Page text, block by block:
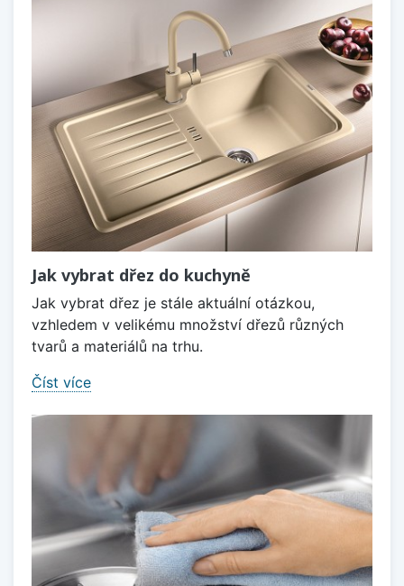
Jak vybrat dřez do kuchyně
Jak vybrat dřez je stále aktuální otázkou,
vzhledem v velikému množství dřezů různých
tvarů a materiálů na trhu.
Číst více